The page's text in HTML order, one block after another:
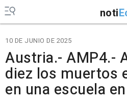
noti
10 DE JUNIO DE 2025
Austria.- AMP4.-
diez los muertos
en una escuela